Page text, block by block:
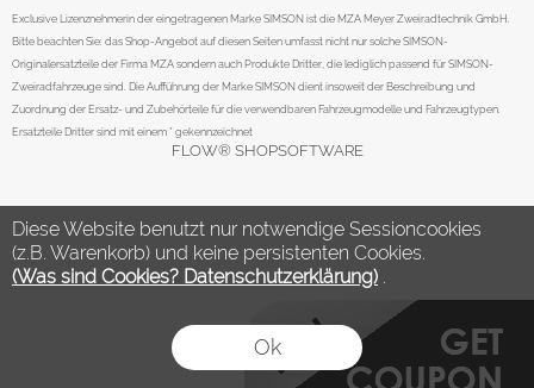
Diese Website benutzt nur notwendige Sessioncookies
(z.B. Warenkorb) und keine persistenten Cookies.
(Was sind Cookies? Datenschutzerklärung) .
Ok
Exclusive Lizenznehmerin der eingetragenen Marke SIMSON ist die MZA Meyer Zweiradtechnik GmbH.
Bitte beachten Sie: das Shop-Angebot auf diesen Seiten umfasst nicht nur solche SIMSON-
Originalersatzteile der Firma MZA sondern auch Produkte Dritter, die lediglich passend für SIMSON-
Zweiradfahrzeuge sind. Die Aufführung der Marke SIMSON dient insoweit der Beschreibung und
Zuordnung der Ersatz- und Zubehörteile für die verwendbaren Fahrzeugmodelle und Fahrzeugtypen.
Ersatzteile Dritter sind mit einem * gekennzeichnet
FLOW® SHOPSOFTWARE